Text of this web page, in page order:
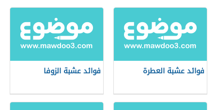
فوائد عشبة العطرة فوائد عشبة الزوفا